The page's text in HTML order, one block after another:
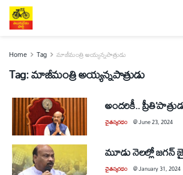
Home Tag మాజీమంత్రి అయ్యన్నపాత్రుడు
Tag:మాజీమంత్రి అయ్యన్నపాత్రుడు
అందరికీ..
చైతన్యరధం @June 23, 2024
మూడు నెలల్లో జగన్‌
చైతన్యరధం @January 31, 2024